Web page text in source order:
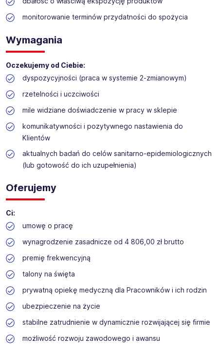
restauracyjny BROFAKTURA, galerie handlowe, inwestycje
deweloperskie. Dysponujemy również Zakładem rozbioru
drobiu, ciastkarnią NATALIA I SZYMON oraz Piekarnią
Misją naszej firmy jest być bliżej naszych Klientów -
oferując Im dobrą cenę, jakość i wygodę zakupów.
Aktualnie do swojego
w Łochowie, Al. Węgrowska 2B -
poszukujemy pracowników na
stanowisko-
Kasjer-sprzedawca / Kasjerka-
sprzedawczyni
monitorowanie terminów przydatności do spożycia
Wymagania
Oczekujemy od Ciebie:
dyspozycyjności (praca w systemie 2-zmianowym)
rzetelności i uczciwości
mile widziane doświadczenie w pracy w sklepie
komunikatywności i pozytywnego nastawienia do
Klientów
aktualnych badań do celów sanitarno-epidemiologicznych
(lub gotowość do ich uzupełnienia)
Oferujemy
Ci:
umowę o pracę
wynagrodzenie zasadnicze od 4 806,00 zł brutto
premię frekwencyjną
talony na święta
prywatną opiekę medyczną dla Pracowników i ich rodzin
ubezpieczenie na życie
stabilne zatrudnienie w dynamicznie rozwijającej się firmie
możliwość rozwoju zawodowego i awansu